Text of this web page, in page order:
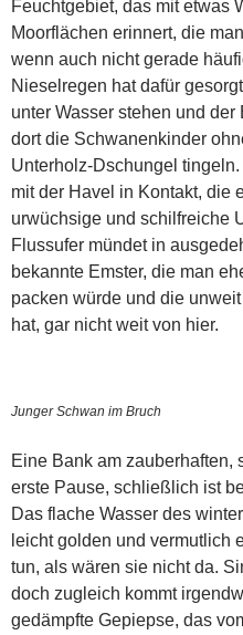
Feuchtgebiet, das mit etwas
Moorflächen erinnert, die
wenn auch nicht gerade
Nieselregen hat dafür
unter Wasser stehen und
dort die Schwanenkinder
Unterholz-Dschungel
mit der Havel in Kontakt, die
urwüchsige und schilfreiche
Flussufer mündet in
bekannte Emster, die man
packen würde und die
hat, gar nicht weit von hier.
Junger Schwan im Bruch
Eine Bank am zauberhaften,
erste Pause, schließlich ist
Das flache Wasser des
leicht golden und vermutlich
tun, als wären sie nicht da.
doch zugleich kommt
gedämpfte Gepiepse, das